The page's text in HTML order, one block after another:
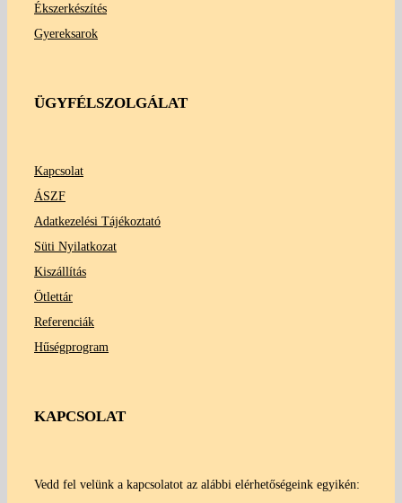
Ékszerkészítés
Gyereksarok
ÜGYFÉLSZOLGÁLAT
Kapcsolat
ÁSZF
Adatkezelési Tájékoztató
Süti Nyilatkozat
Kiszállítás
Ötlettár
Referenciák
Hűségprogram
KAPCSOLAT
Vedd fel velünk a kapcsolatot az alábbi elérhetőségeink egyikén: